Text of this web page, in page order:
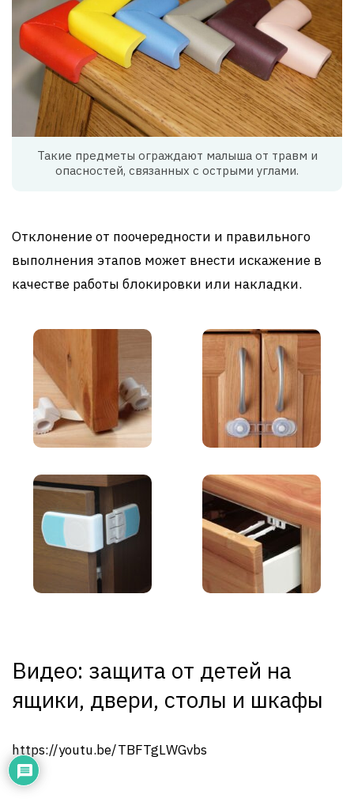
Такие предметы ограждают малыша от травм и
опасностей, связанных с острыми углами.
Отклонение от поочередности и правильного
выполнения этапов может внести искажение в
качестве работы блокировки или накладки.
Видео: защита от детей на
ящики, двери, столы и шкафы
https://youtu.be/TBFTgLWGvbs